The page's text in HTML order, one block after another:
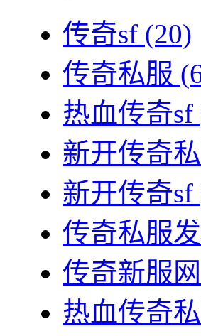
传奇sf (20)
传奇私服
热血传奇sf
新开传奇
新开传奇sf
传奇私服
传奇新服网
热血传奇